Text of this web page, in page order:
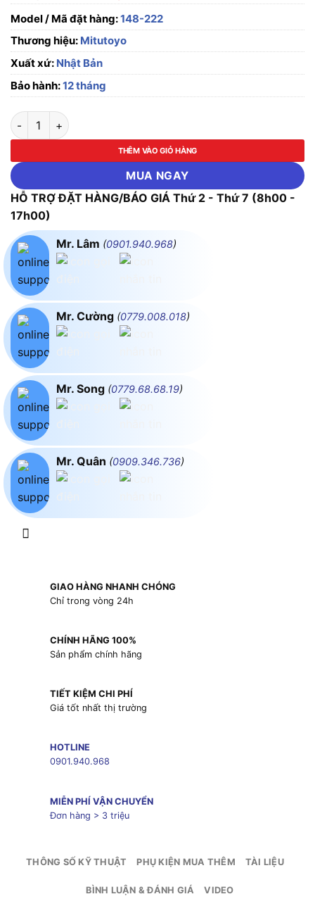
Model / Mã đặt hàng:148-222
Thương hiệu: Mitutoyo
Xuất xứ: Nhật Bản
Bảo hành:12 tháng
Đầu đo panme Mitutoyo 148-222 (0-6.5mm) số lượng
THÊM VÀO GIỎ HÀNG
MUA NGAY
HỖ TRỢ ĐẶT HÀNG/BÁO GIÁ Thứ 2 - Thứ 7 (8h00 -
17h00)
Mr. Lâm (0901.940.968)
Mr. Cường (0779.008.018)
Mr. Song (0779.68.68.19)
Mr. Quân (0909.346.736)
GIAO HÀNG NHANH CHÓNG
Chỉ trong vòng 24h
CHÍNH HÃNG 100%
Sản phẩm chính hãng
TIẾT KIỆM CHI PHÍ
Giá tốt nhất thị trường
HOTLINE
0901.940.968
MIỄN PHÍ VẬN CHUYỂN
Đơn hàng > 3 triệu
THÔNG SỐ KỸ THUẬT PHỤ KIỆN MUA THÊM TÀI LIỆU
BÌNH LUẬN & ĐÁNH GIÁ VIDEO